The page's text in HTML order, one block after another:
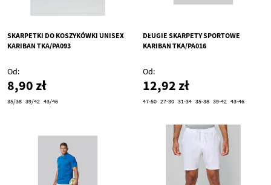
SKARPETKI DO KOSZYKÓWKI UNISEX
KARIBAN TKA/PA093
Od
8,90 zł
35/38 39/42 43/46
DŁUGIE SKARPETY SPORTOWE
KARIBAN TKA/PA016
Od
12,92 zł
47-50 27-30 31-34 35-38 39-42 43-46